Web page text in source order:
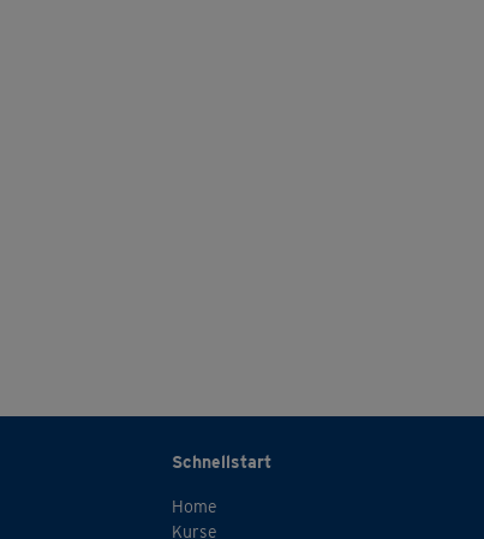
Schnellstart
Home
Kurse